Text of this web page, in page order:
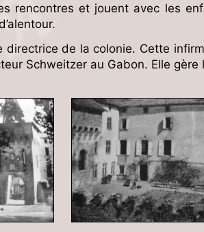
rencontres et jouent avec les
directrice de la colonie. Cette
Schweitzer au Gabon. Elle